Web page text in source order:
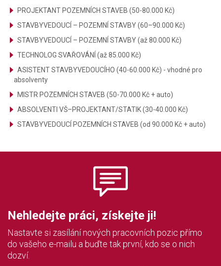
PROJEKTANT POZEMNÍCH STAVEB (50-80.000 Kč)
STAVBYVEDOUCÍ – POZEMNÍ STAVBY (60–90.000 Kč)
STAVBYVEDOUCÍ – POZEMNÍ STAVBY (až 80.000 Kč)
TECHNOLOG SVAŘOVÁNÍ (až 85.000 Kč)
ASISTENT STAVBYVEDOUCÍHO (40-60.000 Kč) - vhodné pro
absolventy
MISTR POZEMNÍCH STAVEB (50-70.000 Kč + auto)
ABSOLVENTI VŠ–PROJEKTANT/STATIK (30-40.000 Kč)
STAVBYVEDOUCÍ POZEMNÍCH STAVEB (od 90.000 Kč + auto)
Nehledejte práci, získejte ji!
Nastavte si zasílání nových pracovních pozic přímo
do vašeho e-mailu a buďte tak první, kdo se o nich
dozví.